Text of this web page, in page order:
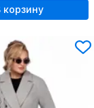
корзину